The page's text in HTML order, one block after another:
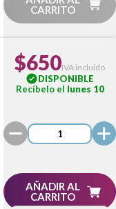
CARRITO
$650IVA incluido
DISPONIBLE
Recíbelo el lunes 10
AÑADIR AL
CARRITO